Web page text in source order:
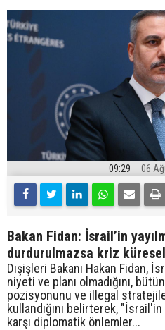
09:29 06
Bakan Fidan: İsrail’in
durdurulmazsa kriz
Dışişleri Bakanı Hakan Fidan,
niyeti ve planı olmadığını,
pozisyonunu ve illegal
kullandığını belirterek, "İsrail'in
karşı diplomatik önlemler...